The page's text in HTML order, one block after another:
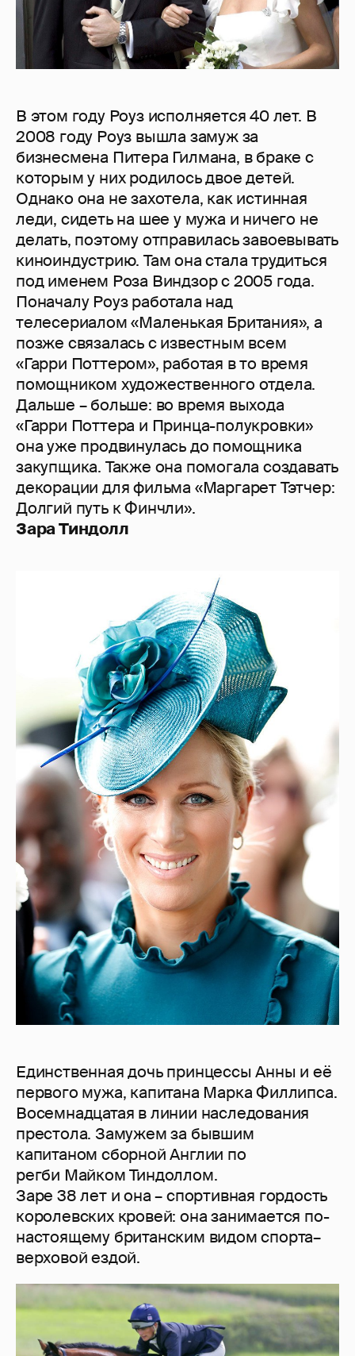
В этом году Роуз исполняется 40 лет. В
2008 году Роуз вышла замуж за
бизнесмена Питера Гилмана, в браке с
которым у них родилось двое детей.
Однако она не захотела, как истинная
леди, сидеть на шее у мужа и ничего не
делать, поэтому отправилась завоевывать
киноиндустрию. Там она стала трудиться
под именем Роза Виндзор с 2005 года.
Поначалу Роуз работала над
телесериалом «Маленькая Британия», а
позже связалась с известным всем
«Гарри Поттером», работая в то время
помощником художественного отдела.
Дальше – больше: во время выхода
«Гарри Поттера и Принца-полукровки»
она уже продвинулась до помощника
закупщика. Также она помогала создавать
декорации для фильма «Маргарет Тэтчер:
Долгий путь к Финчли».
Зара Тиндолл
Единственная дочь принцессы Анны и её
первого мужа, капитана Марка Филлипса.
Восемнадцатая в линии наследования
престола. Замужем за бывшим
капитаном сборной Англии по
регби Майком Тиндоллом.
Заре 38 лет и она – спортивная гордость
королевских кровей: она занимается по-
настоящему британским видом спорта–
верховой ездой.